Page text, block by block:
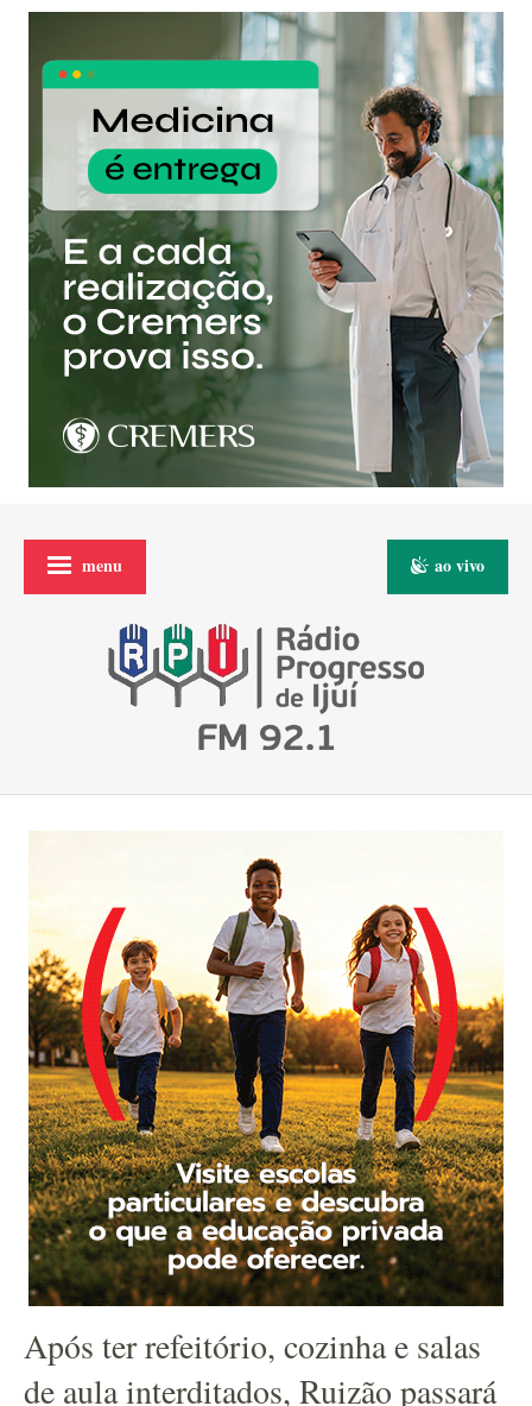
menu ao vivo
Após ter refeitório, cozinha e salas
de aula interditados, Ruizão passará